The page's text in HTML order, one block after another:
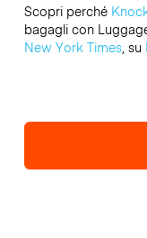
Scopri perché
bagagli con
New York Times, su